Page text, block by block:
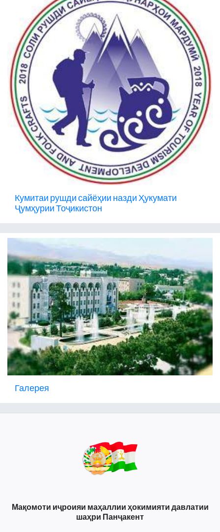
Кумитаи рушди сайёҳии назди Ҳукумати
Ҷумҳурии Тоҷикистон
Галерея
Мақомоти иҷроияи маҳаллии ҳокимияти давлатии
шаҳри Панҷакент